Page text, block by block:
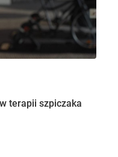
terapii szpiczaka